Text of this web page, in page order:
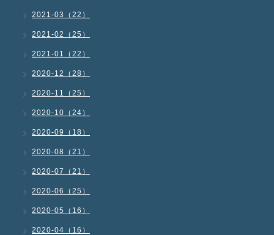
2021-03（22）
2021-02（25）
2021-01（22）
2020-12（28）
2020-11（25）
2020-10（24）
2020-09（18）
2020-08（21）
2020-07（21）
2020-06（25）
2020-05（16）
2020-04（16）